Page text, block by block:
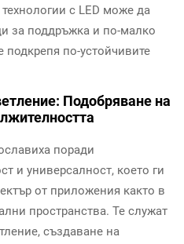
с LED може да
за поддръжка и по-малко
по-устойчивите
Подобряване на
поради
и универсалност, което ги
от приложения както в
пространства. Те служат
създаване на